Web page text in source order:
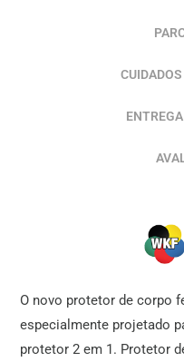
O novo protetor de corpo
especialmente projetado
protetor 2 em 1. Protetor